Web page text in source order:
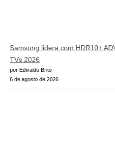
Samsung lidera com HDR10+
TVs 2026
por Edivaldo Brito
6 de agosto de 2026